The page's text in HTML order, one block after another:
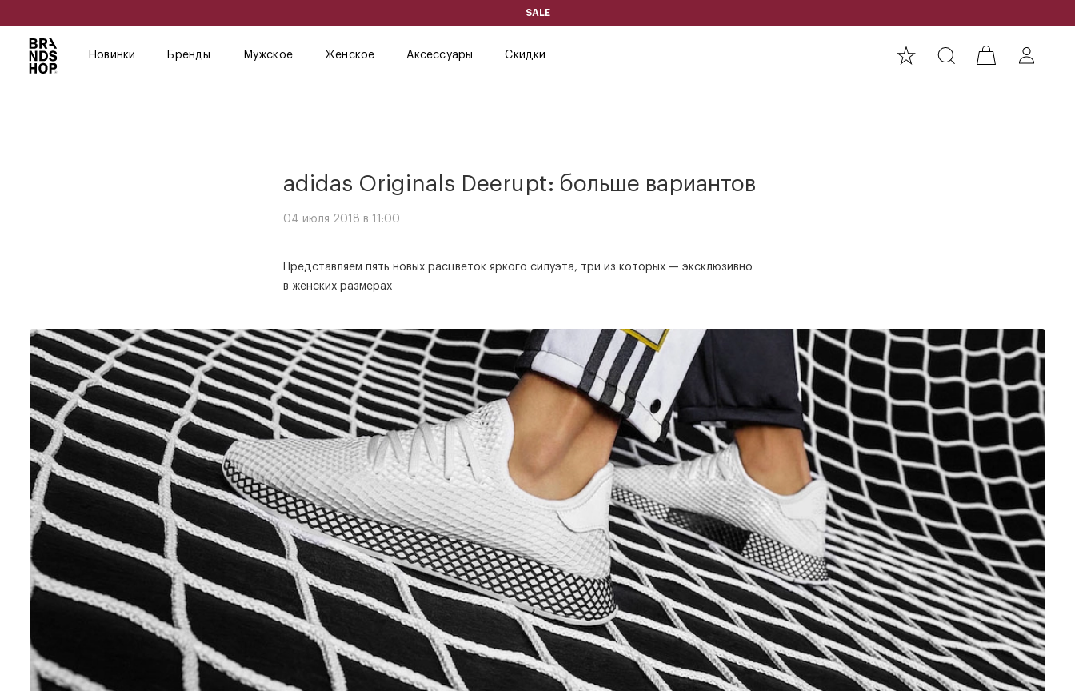
SALE
Новинки Бренды Мужское Женское Аксессуары Скидки
adidas Originals Deerupt: больше вариантов
04 июля 2018 в 11:00
Представляем пять новых расцветок яркого силуэта, три из которых — эксклюзивно
в женских размерах